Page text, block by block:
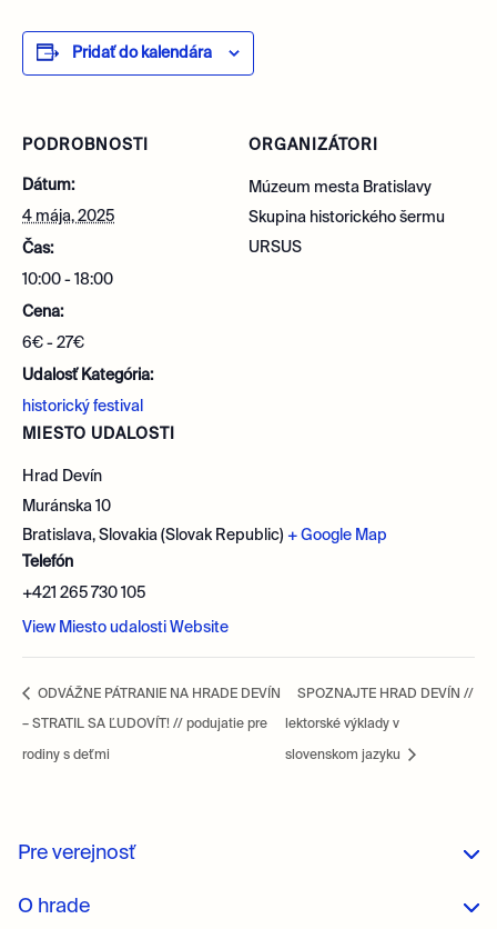
Pridať do kalendára
PODROBNOSTI
Dátum:
4 mája, 2025
Čas:
10:00 - 18:00
Cena:
6€ - 27€
Udalosť Kategória:
historický festival
MIESTO UDALOSTI
Hrad Devín
Muránska 10
Bratislava, Slovakia (Slovak Republic) + Google Map
Telefón
+421 265 730 105
View Miesto udalosti Website
ORGANIZÁTORI
Múzeum mesta Bratislavy
Skupina historického šermu
URSUS
ODVÁŽNE PÁTRANIE NA HRADE DEVÍN
– STRATIL SA ĽUDOVÍT! // podujatie pre
rodiny s deťmi
SPOZNAJTE HRAD DEVÍN //
lektorské výklady v
slovenskom jazyku
Pre verejnosť
O hrade